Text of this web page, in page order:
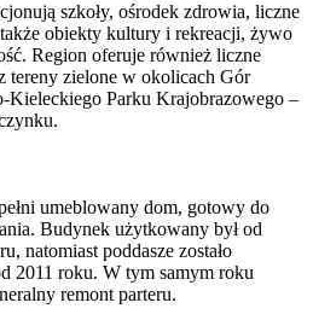
szkoły, ośrodek zdrowia, liczne
obiekty kultury i rekreacji, żywo
Region oferuje również liczne
tereny zielone w okolicach Gór
Kieleckiego Parku Krajobrazowego –
umeblowany dom, gotowy do
Budynek użytkowany był od
natomiast poddasze zostało
2011 roku. W tym samym roku
remont parteru.